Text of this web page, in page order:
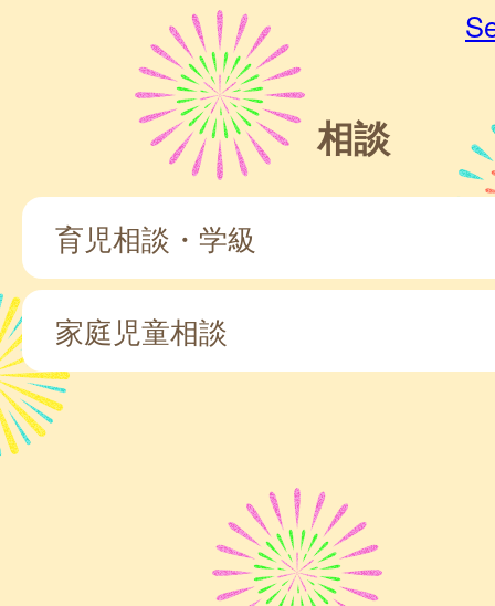
相談
育児相談・学級
家庭児童相談